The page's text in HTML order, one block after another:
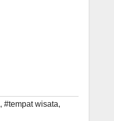
, #tempat wisata,